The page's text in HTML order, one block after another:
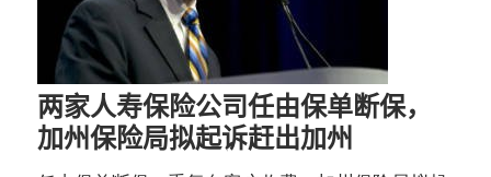
两家人寿保险公司任由保单断保，
加州保险局拟起诉赶出加州